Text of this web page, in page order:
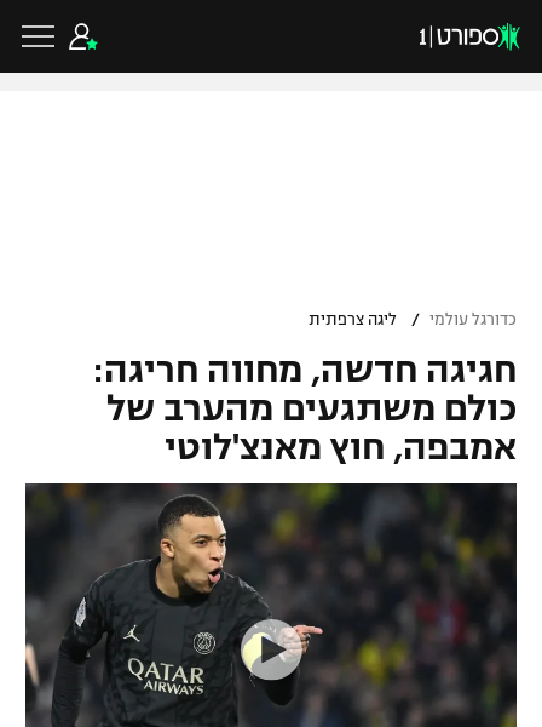
VOD
רץ ברשת
גביע הטוטו
ליגיונרים
נבחרת ישראל
מכבי חיפה
ליגת האלופות
ליגה אירופית
ליגה אנגלית
ליגה גרמנית
ליגה ספרדית
ליגה איטלקית
ליגה צרפתית
כדורסל ישראלי
ליגת ווינר סל
כדורסל נשים
מכבי תל אביב
הפועל חולון
כדורסל עולמי
יורוקאפ
ענפים נוספים
כדורגל עולמי / ליגה צרפתית
חגיגה חדשה, מחווה חריגה:
כולם משתגעים מהערב של
אמבפה, חוץ מאנצ'לוטי